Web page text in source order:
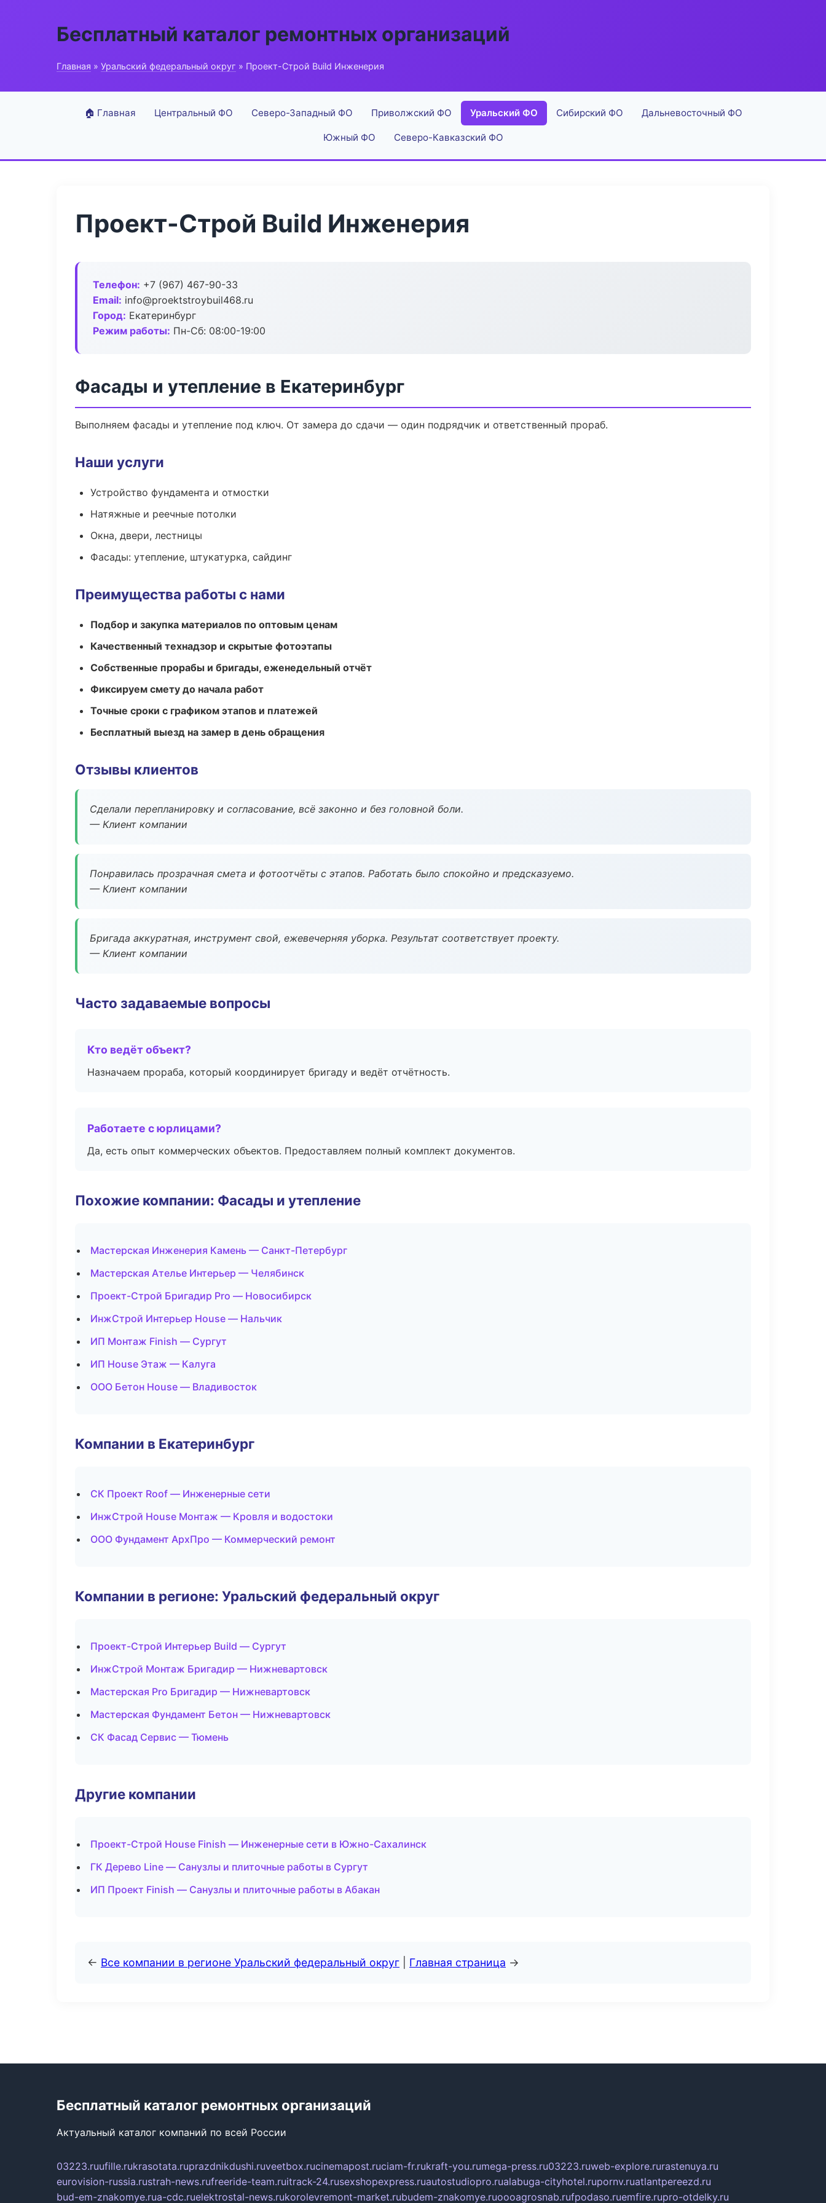
Бесплатный каталог ремонтных организаций
Главная » Уральский федеральный округ » Проект-Строй Build Инженерия
🏠 Главная Центральный ФО Северо-Западный ФО Приволжский ФО Уральский ФО Сибирский ФО Дальневосточный ФО
Южный ФО Северо-Кавказский ФО
Проект-Строй Build Инженерия
Телефон: +7 (967) 467-90-33
Email: info@proektstroybuil468.ru
Город: Екатеринбург
Режим работы: Пн-Сб: 08:00-19:00
Фасады и утепление в Екатеринбург
Выполняем фасады и утепление под ключ. От замера до сдачи — один подрядчик и ответственный прораб.
Наши услуги
Устройство фундамента и отмостки
Натяжные и реечные потолки
Окна, двери, лестницы
Фасады: утепление, штукатурка, сайдинг
Преимущества работы с нами
Подбор и закупка материалов по оптовым ценам
Качественный технадзор и скрытые фотоэтапы
Собственные прорабы и бригады, еженедельный отчёт
Фиксируем смету до начала работ
Точные сроки с графиком этапов и платежей
Бесплатный выезд на замер в день обращения
Отзывы клиентов
Сделали перепланировку и согласование, всё законно и без головной боли.
— Клиент компании
Понравилась прозрачная смета и фотоотчёты с этапов. Работать было спокойно и предсказуемо.
— Клиент компании
Бригада аккуратная, инструмент свой, ежевечерняя уборка. Результат соответствует проекту.
— Клиент компании
Часто задаваемые вопросы
Кто ведёт объект?
Назначаем прораба, который координирует бригаду и ведёт отчётность.
Работаете с юрлицами?
Да, есть опыт коммерческих объектов. Предоставляем полный комплект документов.
Похожие компании: Фасады и утепление
Мастерская Инженерия Камень — Санкт-Петербург
Мастерская Ателье Интерьер — Челябинск
Проект-Строй Бригадир Pro — Новосибирск
ИнжСтрой Интерьер House — Нальчик
ИП Монтаж Finish — Сургут
ИП House Этаж — Калуга
ООО Бетон House — Владивосток
Компании в Екатеринбург
СК Проект Roof — Инженерные сети
ИнжСтрой House Монтаж — Кровля и водостоки
ООО Фундамент АрхПро — Коммерческий ремонт
Компании в регионе: Уральский федеральный округ
Проект-Строй Интерьер Build — Сургут
ИнжСтрой Монтаж Бригадир — Нижневартовск
Мастерская Pro Бригадир — Нижневартовск
Мастерская Фундамент Бетон — Нижневартовск
СК Фасад Сервис — Тюмень
Другие компании
Проект-Строй House Finish — Инженерные сети в Южно-Сахалинск
ГК Дерево Line — Санузлы и плиточные работы в Сургут
ИП Проект Finish — Санузлы и плиточные работы в Абакан
← Все компании в регионе Уральский федеральный округ Главная страница →
Бесплатный каталог ремонтных организаций
Актуальный каталог компаний по всей России
03223.ruufille.rukrasotata.ruprazdnikdushi.ruveetbox.rucinemapost.ruciam-fr.rukraft-you.rumega-press.ru03223.ruweb-explore.rurastenuya.ru
eurovision-russia.rustrah-news.rufreeride-team.ruitrack-24.rusexshopexpress.ruautostudiopro.rualabuga-cityhotel.rupornv.ruatlantpereezd.ru
bud-em-znakomye.rua-cdc.ruelektrostal-news.rukorolevremont-market.rubudem-znakomye.ruoooagrosnab.rufpodaso.ruemfire.rupro-otdelky.ru